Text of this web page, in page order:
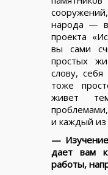
народа —
проекта
вы сами
простых
слову,
тоже
живет
и каждый из
—
дает вам
работы,